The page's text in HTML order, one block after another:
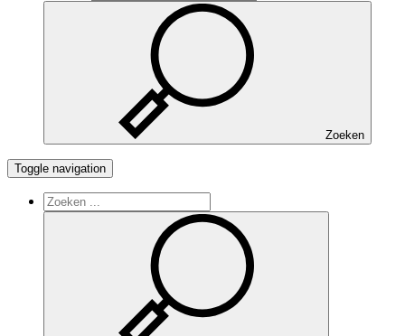
Zoeken
Toggle navigation